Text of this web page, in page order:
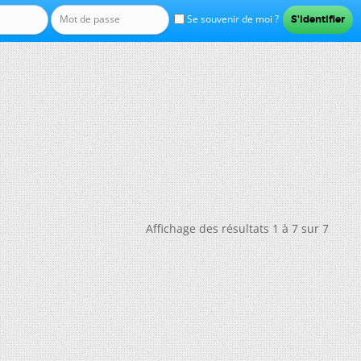
Se souvenir de moi ?
Affichage des résultats 1 à 7 sur 7